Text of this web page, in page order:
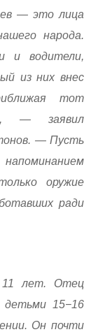
— это лица
народа.
и водители,
из них внес
тот
— заявил
— Пусть
оружие
ради
11 лет. Отец
детьми 15−16
Он почти